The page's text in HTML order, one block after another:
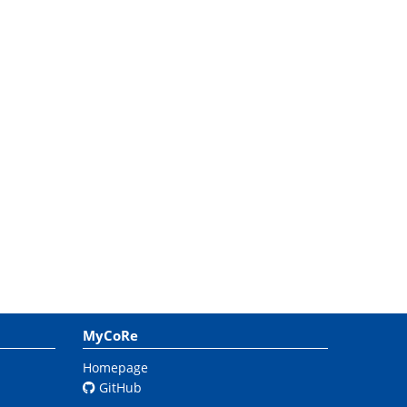
MyCoRe
Homepage
GitHub